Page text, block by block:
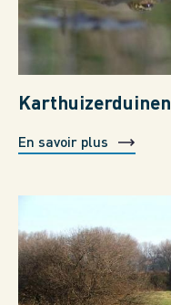
Karthuizerduinen
En savoir plus